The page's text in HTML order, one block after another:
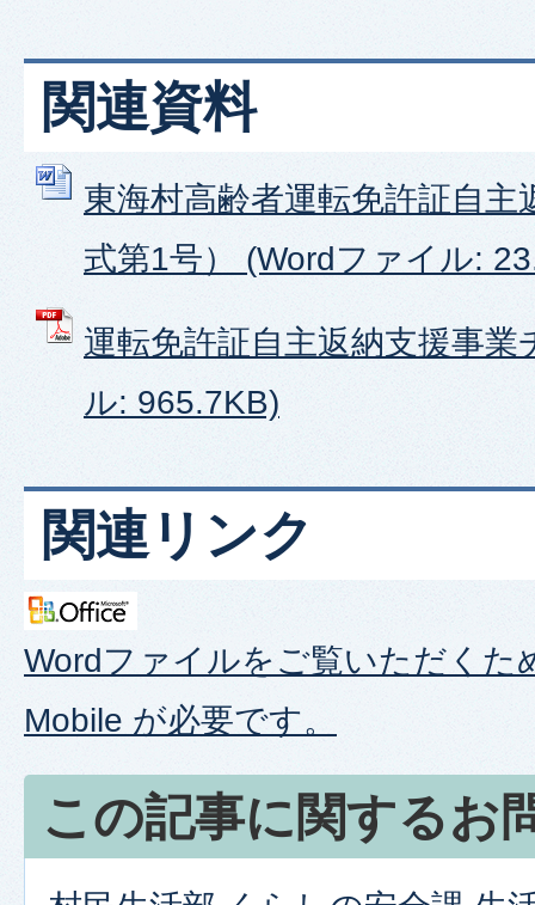
関連資料
東海村高齢者運転免許証自主
式第1号） (Wordファイル:
運転免許証自主返納支援事
ル: 965.7KB)
関連リンク
Wordファイルをご覧いただくた
Mobile が必要です。
この記事に関するお